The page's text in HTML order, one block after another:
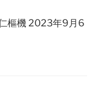
樞機 2023年9月6